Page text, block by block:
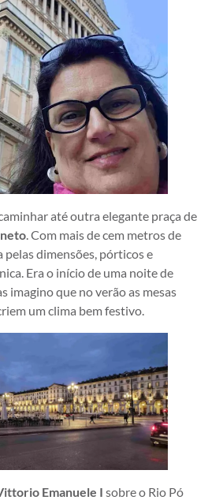
até outra elegante praça de
. Com mais de cem metros de
pelas dimensões, pórticos e
Era o início de uma noite de
imagino que no verão as mesas
um clima bem festivo.
Emanuele I sobre o Rio Pó